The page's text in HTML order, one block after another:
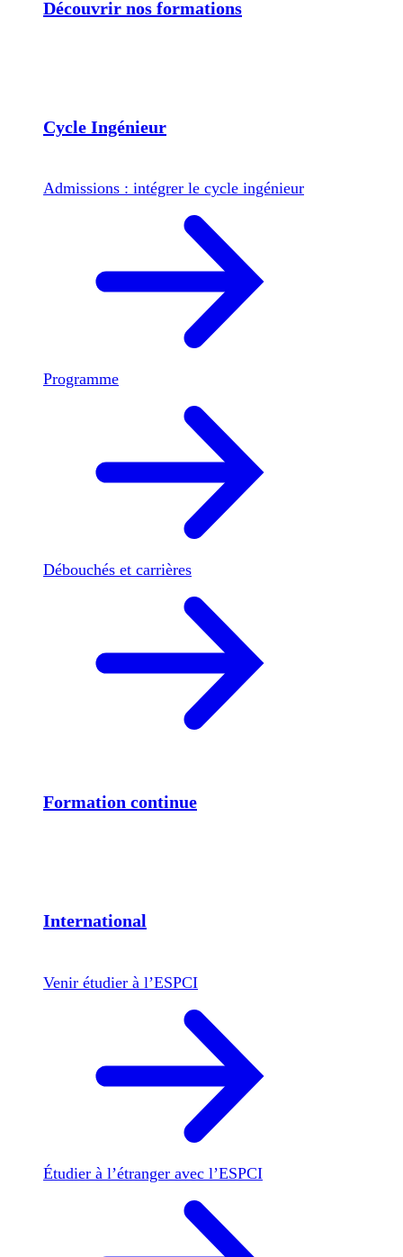
Découvrir nos formations
Cycle Ingénieur
Admissions : intégrer le cycle ingénieur
Programme
Débouchés et carrières
Formation continue
International
Venir étudier à l’ESPCI
Étudier à l’étranger avec l’ESPCI